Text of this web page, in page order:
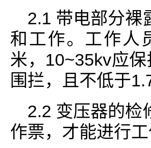
2.1 带电部分裸
和工作。工作人
米，10~35kv应
围拦，且不低于
2.2 变压器的检
作票，才能进行工